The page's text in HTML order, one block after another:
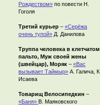
Рождеством» по повести Н.
Гоголя
Третий курьер – «Серёжа
очень тупой» Д. Данилова
Труппа человека в клетчатом
пальто, Муж своей жены
(швейцар), Моряк – «Вас
вызывает Таймыр» А. Галича, К.
Исаева
Товарищ Велосипедкин –
«Баня» В. Маяковского